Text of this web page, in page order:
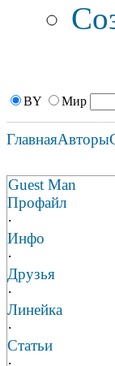
BY Мир
ГлавнаяАвторы
Guest Man
Профайл
·
Инфо
·
Друзья
·
Линейка
·
Статьи